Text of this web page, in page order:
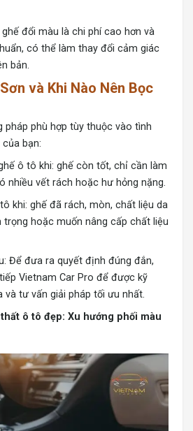
đổi màu là chi phí cao hơn và
có thể làm thay đổi cảm giác
bản.
và Khi Nào Nên Bọc
pháp phù hợp tùy thuộc vào tình
bạn:
ô tô khi: ghế còn tốt, chỉ cần làm
nhiều vết rách hoặc hư hỏng nặng.
khi: ghế đã rách, mòn, chất liệu da
trọng hoặc muốn nâng cấp chất liệu
Để đưa ra quyết định đúng đắn,
Vietnam Car Pro để được kỹ
và tư vấn giải pháp tối ưu nhất.
ô tô đẹp: Xu hướng phối màu